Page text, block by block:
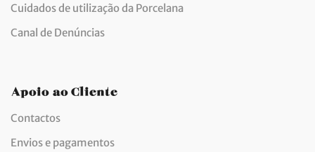
Cuidados de utilização da Porcelana
Canal de Denúncias
Apoio ao Cliente
Contactos
Envios e pagamentos